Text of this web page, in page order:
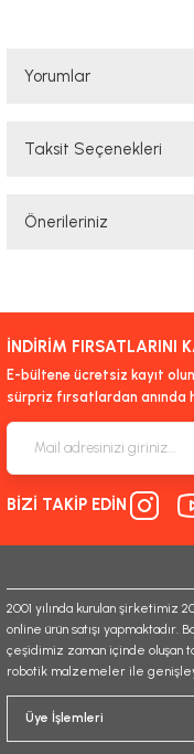
Yorumlar
Taksit Seçenekleri
Önerileriniz
yetersiz gördüğünüz
iletebilirsiniz.
Görüş ve önerileriniz için
Ürün açıklamasında eksik
Ürün bilgilerinde hatalar
Ürün fiyatı diğer sitelerden
İNDİRİM FIRSATLARINI
E-bültene ücretsiz kayıt
sürpriz fırsatlardan anında
BİZİ TAKİP EDİN
2001 yılında kurulan şirketimiz
online ürün satışı
çeşidimiz zaman içinde oluşan
robotik malzemeler ile
Üye İşlemleri